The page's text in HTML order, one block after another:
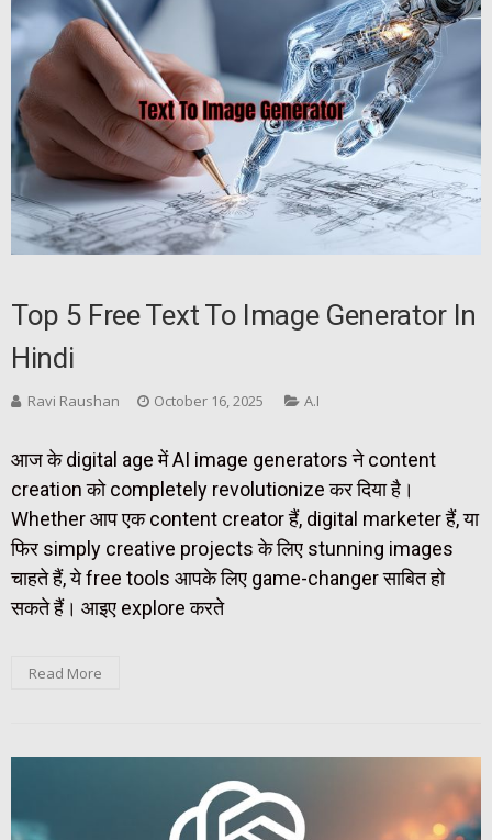
Top 5 Free Text To Image Generator In
Hindi
Ravi Raushan October 16, 2025 A.I
आज के digital age में AI image generators ने content
creation को completely revolutionize कर दिया है।
Whether आप एक content creator हैं, digital marketer हैं, या
फिर simply creative projects के लिए stunning images
चाहते हैं, ये free tools आपके लिए game-changer साबित हो
सकते हैं। आइए explore करते
Read More